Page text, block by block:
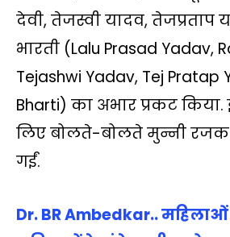
देवी, तेजस्वी यादव, तेजप्रताप
भारती (Lalu Prasad Yadav,
Tejashwi Yadav, Tej Pratap
Bharti) का अभार प्रकट
लिए बोलते-बोलते मुन्नी रजक
गईं.
Dr. BR Ambedkar.. महिलाओं